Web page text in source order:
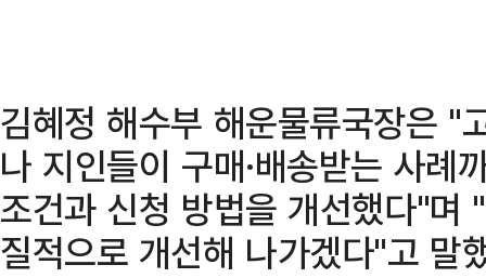
김혜정 해수부 해운물류국장은 "
나 지인들이 구매·배송받는 사례
조건과 신청 방법을 개선했다"며
질적으로 개선해 나가겠다"고 말